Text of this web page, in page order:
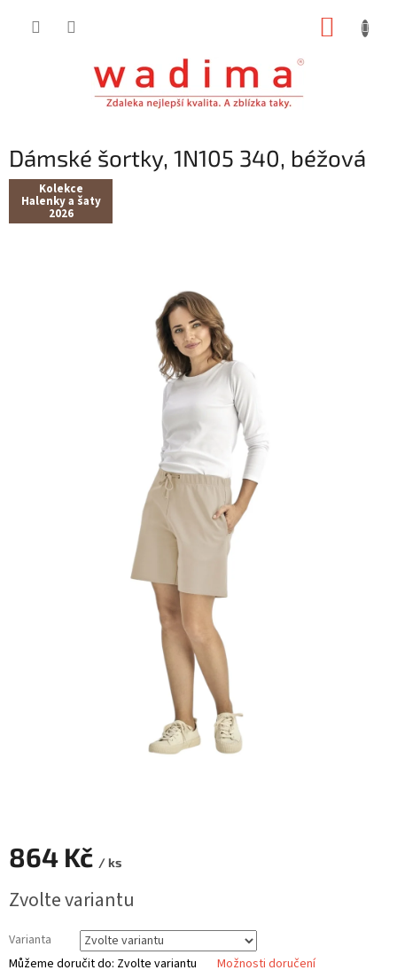
Dámské šortky, 1N105 340, béžová
Kolekce
Halenky a šaty
2026
864 Kč / ks
cena:
Zvolte variantu
Varianta
Můžeme doručit do: Zvolte variantu Možnosti doručení